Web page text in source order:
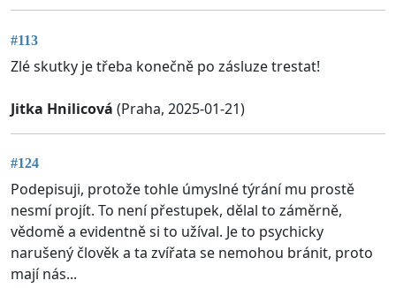
#113
Zlé skutky je třeba konečně po zásluze trestat!
Jitka Hnilicová (Praha, 2025-01-21)
#124
Podepisuji, protože tohle úmyslné týrání mu prostě
nesmí projít. To není přestupek, dělal to záměrně,
vědomě a evidentně si to užíval. Je to psychicky
narušený člověk a ta zvířata se nemohou bránit, proto
mají nás...